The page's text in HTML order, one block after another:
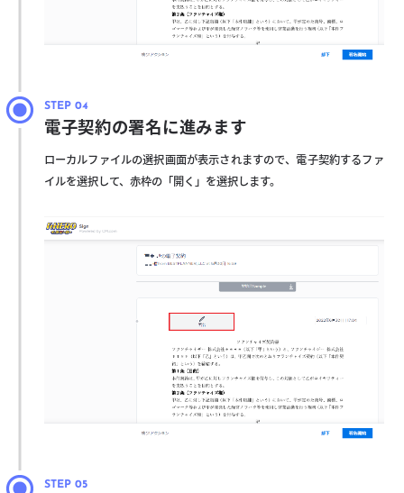
電子契約の署名に進みます
ローカルファイルの選択画面が表示されますので、電子契約するファ
イルを選択して、赤枠の「開く」を選択します。